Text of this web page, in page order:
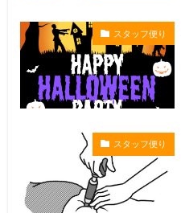
スタッフ便り
スタッフ便り